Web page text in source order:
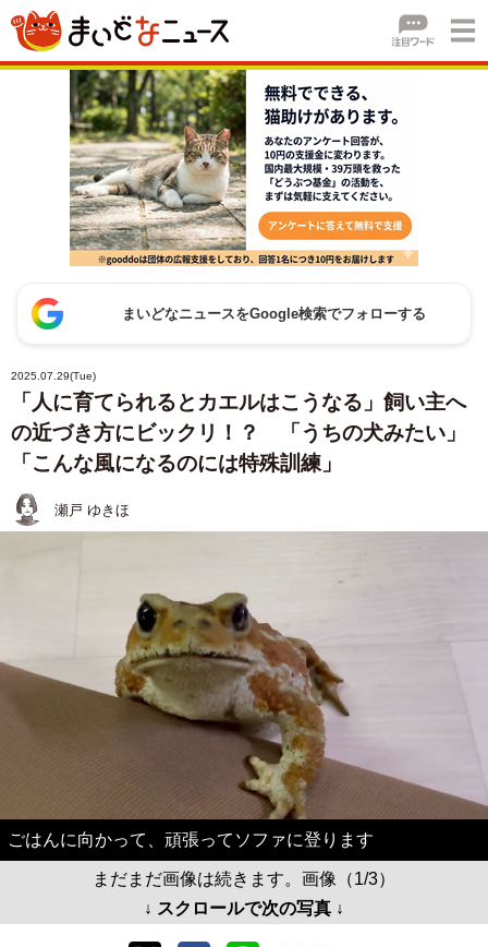
まいどなニュースをGoogle検索でフォローする
2025.07.29(Tue)
「人に育てられるとカエルはこうなる」飼い主へ
の近づき方にビックリ！？ 「うちの犬みたい」
「こんな風になるのには特殊訓練」
瀬戸 ゆきほ
ごはんに向かって、頑張ってソファに登ります
まだまだ画像は続きます。画像（1/3）
↓ スクロールで次の写真 ↓